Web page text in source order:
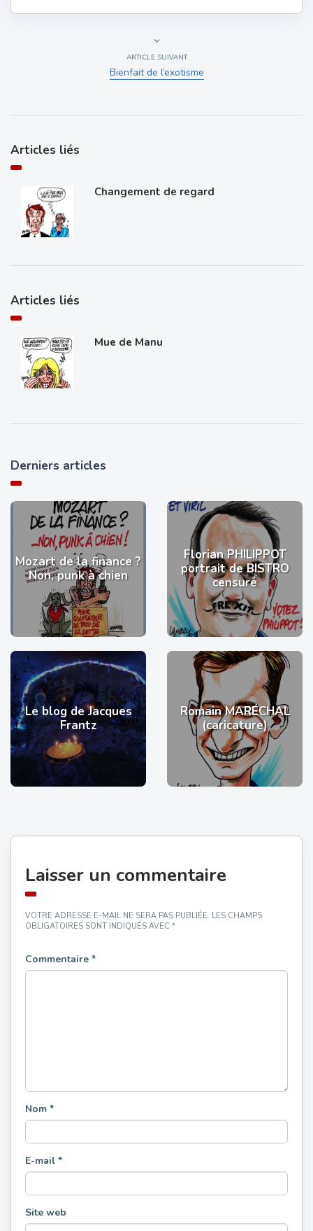
ARTICLE SUIVANT
Bienfait de l’exotisme
Articles liés
Changement de regard
Articles liés
Mue de Manu
Derniers articles
Mozart de la finance ?
Non, punk à chien
Florian PHILIPPOT
portrait de BISTRO
censuré
Le blog de Jacques
Frantz
Romain MARÉCHAL
(caricature)
Laisser un commentaire
VOTRE ADRESSE E-MAIL NE SERA PAS PUBLIÉE. LES CHAMPS
OBLIGATOIRES SONT INDIQUÉS AVEC *
Commentaire *
Nom *
E-mail *
Site web